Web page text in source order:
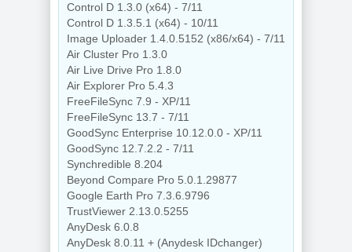
Control D 1.3.0 (x64) - 7/11
Control D 1.3.5.1 (x64) - 10/11
Image Uploader 1.4.0.5152 (x86/x64) - 7/11
Air Cluster Pro 1.3.0
Air Live Drive Pro 1.8.0
Air Explorer Pro 5.4.3
FreeFileSync 7.9 - XP/11
FreeFileSync 13.7 - 7/11
GoodSync Enterprise 10.12.0.0 - XP/11
GoodSync 12.7.2.2 - 7/11
Synchredible 8.204
Beyond Compare Pro 5.0.1.29877
Google Earth Pro 7.3.6.9796
TrustViewer 2.13.0.5255
AnyDesk 6.0.8
AnyDesk 8.0.11 + (Anydesk IDchanger)